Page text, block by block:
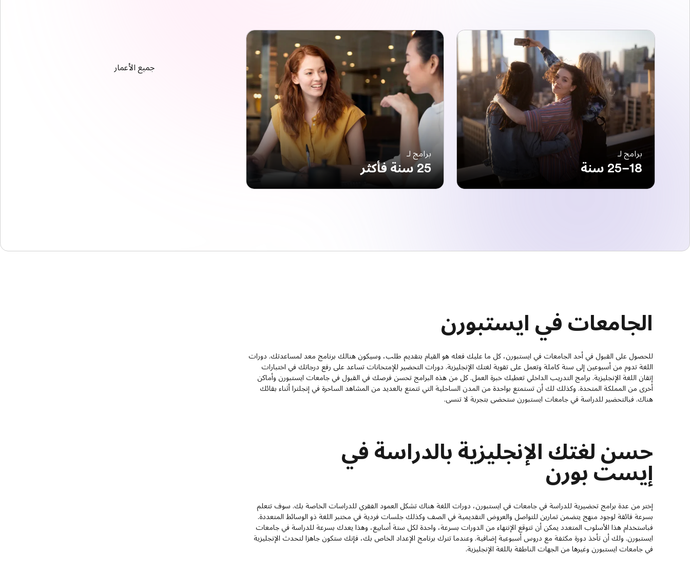
برامج لـ
18–25 سنة
برامج لـ
25 سنة فأكثر
جميع الأعمار
الجامعات في ايستبورن
للحصول على القبول في أحد الجامعات في ايستبورن، كل ما عليك فعله هو القيام بتقديم طلب، وسيكون هنالك برنامج معد لمساعدتك. دورات
اللغة تدوم من أسبوعين إلى سنة كاملة وتعمل على تقوية لغتك الإنجليزية. دورات التحضير للإمتحانات تساعد على رفع درجاتك في اختبارات
إتقان اللغة الإنجليزية. برامج التدريب الداخلي تعطيك خبرة العمل. كل من هذه البرامج تحسن فرصك في القبول في جامعات ايستبورن وأماكن
أخرى من المملكة المتحدة. وكذلك لك أن تستمتع بواحدة من المدن الساحلية التي تتمتع بالعديد من المشاهد الساحرة في إنجلترا أثناء بقائك
هناك. فبالتحضير للدراسة في جامعات ايستبورن ستحضى بتجربة لا تنسى.
حسن لغتك الإنجليزية بالدراسة في
إيست بورن
إختر من عدة برامج تحضيرية للدراسة في جامعات في ايستبورن، دورات اللغة هناك تشكل العمود الفقري للدراسات الخاصة بك. سوف تتعلم
بسرعة فائقة لوجود منهج يتضمن تمارين للتواصل والعروض التقديمية في الصف وكذلك جلسات فردية في مختبر اللغة ذو الوسائط المتعددة.
فباستخدام هذا الأسلوب المتعدد يمكن أن تتوقع الإنتهاء من الدورات بسرعة، واحدة لكل ستة أسابيع، وهذا يعدك بسرعة للدراسة في جامعات
ايستبورن. ولك أن تأخذ دورة مكثفة مع دروس أسبوعية إضافية. وعندما تترك برنامج الإعداد الخاص بك، فإنك ستكون جاهزا لتحدث الإنجليزية
في جامعات ايستبورن وغيرها من الجهات الناطقة باللغة الإنجليزية.